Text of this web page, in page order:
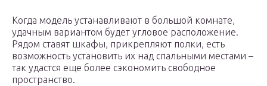
Когда модель устанавливают в большой комнате,
удачным вариантом будет угловое расположение.
Рядом ставят шкафы, прикрепляют полки, есть
возможность установить их над спальными местами –
так удастся еще более сэкономить свободное
пространство.